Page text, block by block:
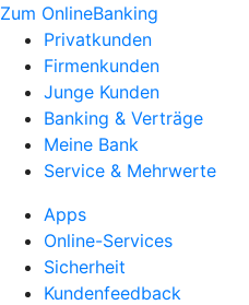
Zum OnlineBanking
Privatkunden
Firmenkunden
Junge Kunden
Banking & Verträge
Meine Bank
Service & Mehrwerte
Apps
Online-Services
Sicherheit
Kundenfeedback